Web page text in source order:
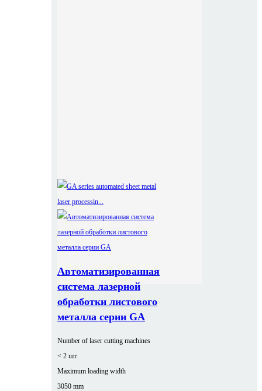
Автоматизированная
система лазерной
обработки листового
металла серии GA
Number of laser cutting machines
< 2 шт.
Maximum loading width
3050 mm